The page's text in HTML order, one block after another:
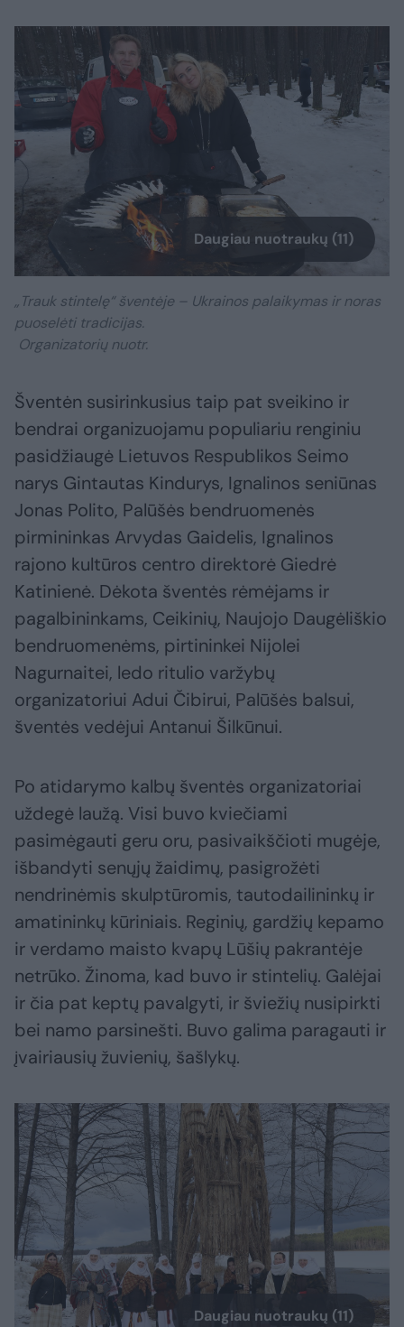
Daugiau nuotraukų (11)
„Trauk stintelę“ šventėje – Ukrainos palaikymas ir noras
puoselėti tradicijas.
Organizatorių nuotr.
Šventėn susirinkusius taip pat sveikino ir
bendrai organizuojamu populiariu renginiu
pasidžiaugė Lietuvos Respublikos Seimo
narys Gintautas Kindurys, Ignalinos seniūnas
Jonas Polito, Palūšės bendruomenės
pirmininkas Arvydas Gaidelis, Ignalinos
rajono kultūros centro direktorė Giedrė
Katinienė. Dėkota šventės rėmėjams ir
pagalbininkams, Ceikinių, Naujojo Daugėliškio
bendruomenėms, pirtininkei Nijolei
Nagurnaitei, ledo ritulio varžybų
organizatoriui Adui Čibirui, Palūšės balsui,
šventės vedėjui Antanui Šilkūnui.
Po atidarymo kalbų šventės organizatoriai
uždegė laužą. Visi buvo kviečiami
pasimėgauti geru oru, pasivaikščioti mugėje,
išbandyti senųjų žaidimų, pasigrožėti
nendrinėmis skulptūromis, tautodailininkų ir
amatininkų kūriniais. Reginių, gardžių kepamo
ir verdamo maisto kvapų Lūšių pakrantėje
netrūko. Žinoma, kad buvo ir stintelių. Galėjai
ir čia pat keptų pavalgyti, ir šviežių nusipirkti
bei namo parsinešti. Buvo galima paragauti ir
įvairiausių žuvienių, šašlykų.
Daugiau nuotraukų (11)